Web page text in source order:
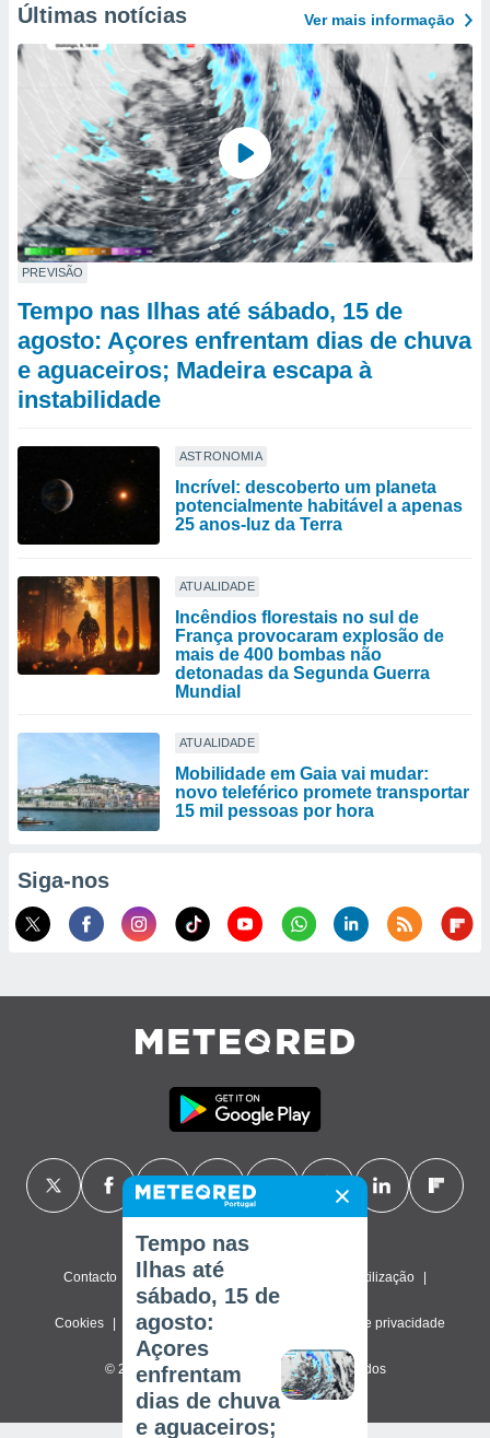
Últimas notícias Ver mais informaçāo
PREVISÃO
Tempo nas Ilhas até sábado, 15 de
agosto: Açores enfrentam dias de chuva
e aguaceiros; Madeira escapa à
instabilidade
ASTRONOMIA
Incrível: descoberto um planeta
potencialmente habitável a apenas
25 anos-luz da Terra
ATUALIDADE
Incêndios florestais no sul de
França provocaram explosão de
mais de 400 bombas não
detonadas da Segunda Guerra
Mundial
ATUALIDADE
Mobilidade em Gaia vai mudar:
novo teleférico promete transportar
15 mil pessoas por hora
Siga-nos
Contacto Sobre nós Termos de utilização
Cookies Política de privacidade Definições de privacidade
© 2026 Meteored. Todos os direitos reservados
Tempo nas
Ilhas até
sábado, 15 de
agosto:
Açores
enfrentam
dias de chuva
e aguaceiros;